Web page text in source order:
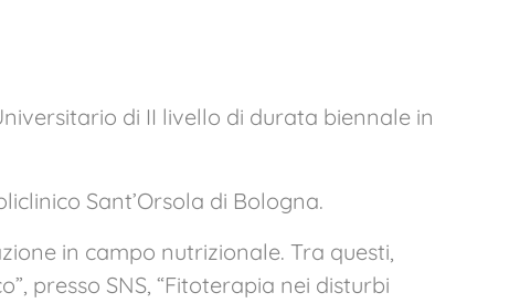
di II livello di durata biennale in
Sant’Orsola di Bologna.
in campo nutrizionale. Tra questi,
presso SNS, “Fitoterapia nei disturbi